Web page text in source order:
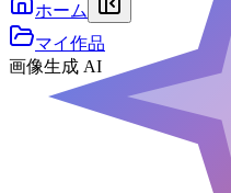
ホーム
マイ作品
画像生成 AI